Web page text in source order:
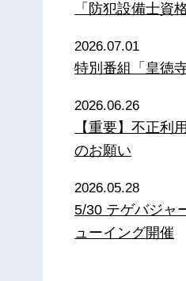
「防犯設備士資
2026.07.01
特別番組「皇徳
2026.06.26
【重要】不正利
のお願い
2026.05.28
5/30 テゲバジャ
ューイング開催